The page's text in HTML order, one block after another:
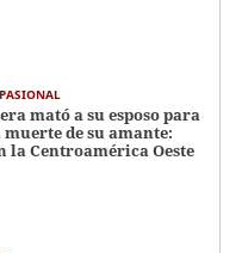
mató a su esposo para
de su amante:
la Centroamérica Oeste